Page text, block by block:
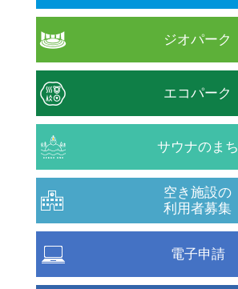
ジオパーク
エコパーク
サウナのまち
空き施設の
利用者募集
電子申請